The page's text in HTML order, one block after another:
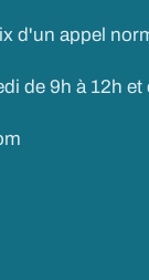
d'un appel
de 9h à 12h et